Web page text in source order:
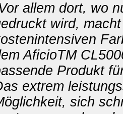
allem dort, wo
wird,
AficioTM
Produkt
extrem
sich